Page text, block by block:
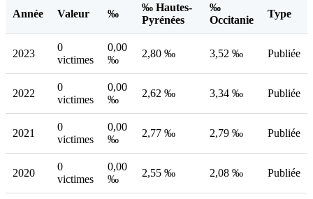
Année Valeur ‰
‰ Hautes-
Pyrénées
‰
Occitanie
Type
2023
0
victimes
0,00
‰
2,80 ‰ 3,52 ‰ Publiée
2022
0
victimes
0,00
‰
2,62 ‰ 3,34 ‰ Publiée
2021
0
victimes
0,00
‰
2,77 ‰ 2,79 ‰ Publiée
2020
0
victimes
0,00
‰
2,55 ‰ 2,08 ‰ Publiée